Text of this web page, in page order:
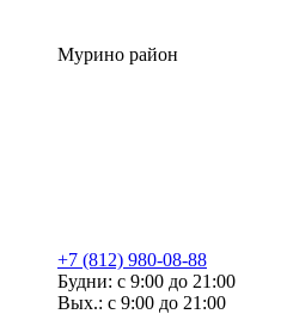
Мурино район
+7 (812) 980-08-88
Будни: с 9:00 до 21:00
Вых.: с 9:00 до 21:00